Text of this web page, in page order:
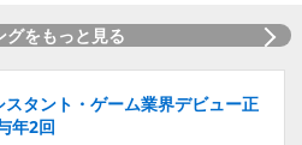
グをもっと見る
タント・ゲーム業界デビュー正
年2回